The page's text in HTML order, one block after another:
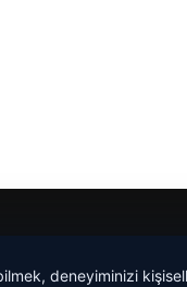
deneyiminizi